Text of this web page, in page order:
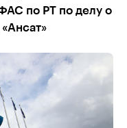
по РТ по делу о